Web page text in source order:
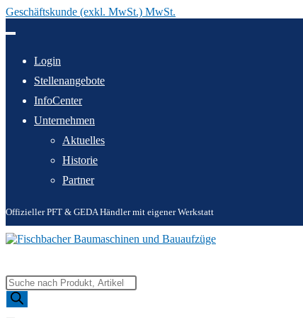
Geschäftskunde (exkl. MwSt.) MwSt.
Inhalt
Login
Stellenangebote
InfoCenter
Unternehmen
Aktuelles
Historie
Partner
Offizieller PFT & GEDA Händler mit eigener Werkstatt
Products
search